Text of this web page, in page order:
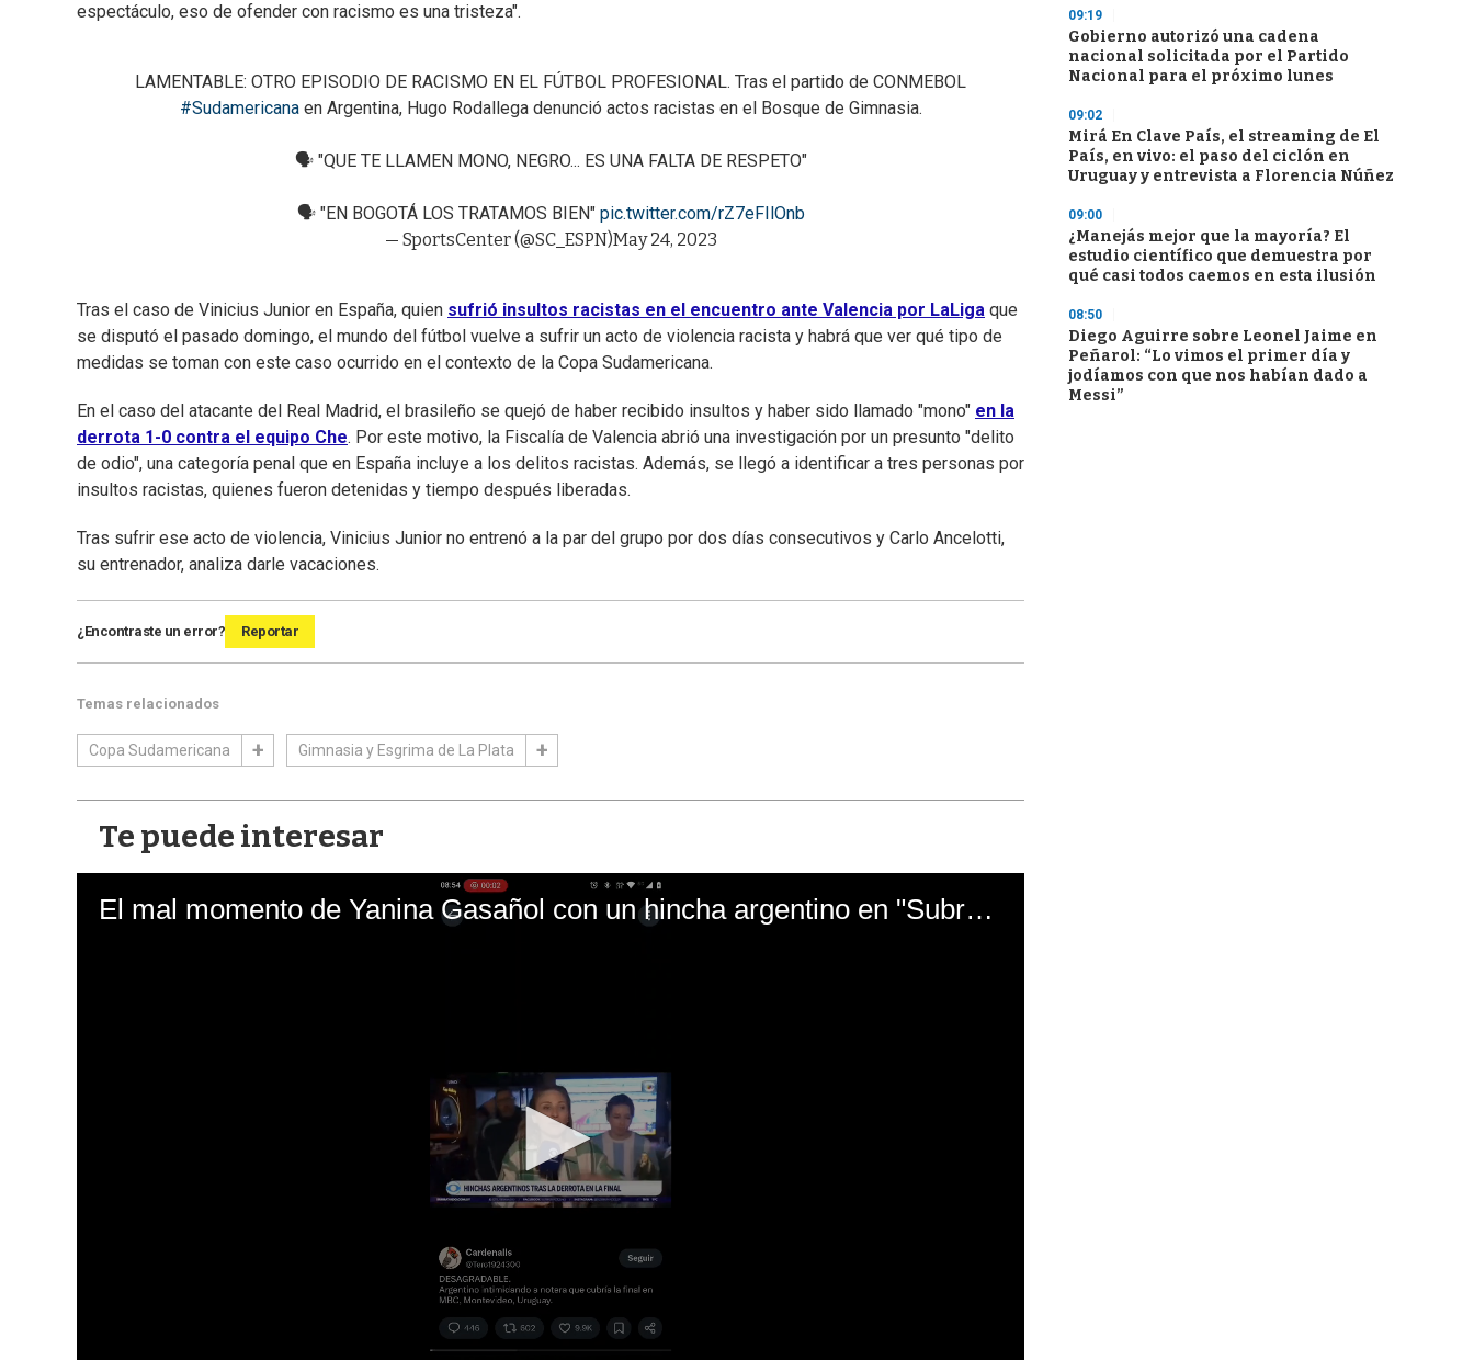
espectáculo, eso de ofender con racismo es una tristeza".
LAMENTABLE: OTRO EPISODIO DE RACISMO EN EL FÚTBOL PROFESIONAL. Tras el partido de CONMEBOL
#Sudamericanaen Argentina, Hugo Rodallega denunció actos racistas en el Bosque de Gimnasia.
🗣️ "QUE TE LLAMEN MONO, NEGRO... ES UNA FALTA DE RESPETO"
🗣️ "EN BOGOTÁ LOS TRATAMOS BIEN" pic.twitter.com/rZ7eFIlOnb
— SportsCenter (@SC_ESPN)May 24, 2023
Tras el caso de Vinicius Junior en España, quien sufrió insultos racistas en el encuentro ante Valencia por LaLiga que
se disputó el pasado domingo, el mundo del fútbol vuelve a sufrir un acto de violencia racista y habrá que ver qué tipo de
medidas se toman con este caso ocurrido en el contexto de la Copa Sudamericana.
En el caso del atacante del Real Madrid, el brasileño se quejó de haber recibido insultos y haber sido llamado "mono" en la
derrota 1-0 contra el equipo Che. Por este motivo, la Fiscalía de Valencia abrió una investigación por un presunto "delito
de odio", una categoría penal que en España incluye a los delitos racistas. Además, se llegó a identificar a tres personas por
insultos racistas, quienes fueron detenidas y tiempo después liberadas.
Tras sufrir ese acto de violencia, Vinicius Junior no entrenó a la par del grupo por dos días consecutivos y Carlo Ancelotti,
su entrenador, analiza darle vacaciones.
¿Encontraste un error? Reportar
Temas relacionados
Copa Sudamericana Gimnasia y Esgrima de La Plata
Te puede interesar
El mal momento de Yanina Gasañol con un hincha argentino en "Subrayado"
09:19
Gobierno autorizó una cadena
nacional solicitada por el Partido
Nacional para el próximo lunes
09:02
Mirá En Clave País, el streaming de El
País, en vivo: el paso del ciclón en
Uruguay y entrevista a Florencia Núñez
09:00
¿Manejás mejor que la mayoría? El
estudio científico que demuestra por
qué casi todos caemos en esta ilusión
08:50
Diego Aguirre sobre Leonel Jaime en
Peñarol: “Lo vimos el primer día y
jodíamos con que nos habían dado a
Messi”